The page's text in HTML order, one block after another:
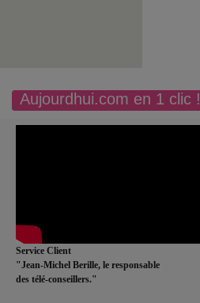
Aujourdhui.com en 1 clic !
Service Client
"Jean-Michel Berille, le responsable
des télé-conseillers."